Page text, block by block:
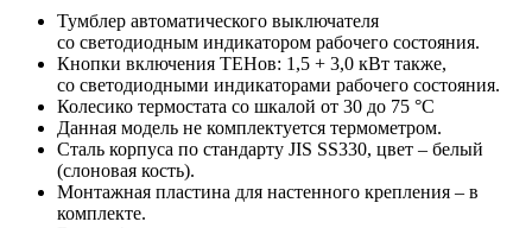
Тумблер автоматического выключателя
со светодиодным индикатором рабочего состояния.
Кнопки включения ТЕНов: 1,5 + 3,0 кВт также,
со светодиодными индикаторами рабочего состояния.
Колесико термостата со шкалой от 30 до 75 °С
Данная модель не комплектуется термометром.
Cталь корпуса по стандарту JIS SS330, цвет – белый
(слоновая кость).
Монтажная пластина для настенного крепления – в
комплекте.